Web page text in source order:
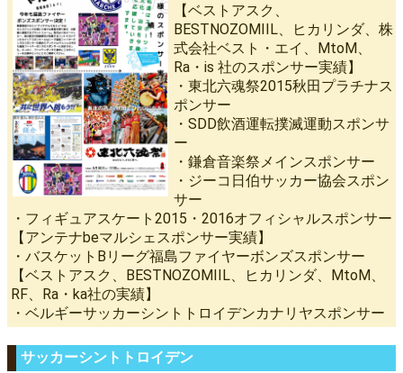
【ベストアスク、
BESTNOZOMIIL、ヒカリンダ、株
式会社ベスト・エイ、MtoM、
Ra・is 社のスポンサー実績】
・東北六魂祭2015秋田プラチナス
ポンサー
・SDD飲酒運転撲滅運動スポンサ
ー
・鎌倉音楽祭メインスポンサー
・ジーコ日伯サッカー協会スポン
サー
・フィギュアスケート2015・2016オフィシャルスポンサー
【アンテナbeマルシェスポンサー実績】
・バスケットBリーグ福島ファイヤーボンズスポンサー
【ベストアスク、BESTNOZOMIIL、ヒカリンダ、MtoM、
RF、Ra・ka社の実績】
・ベルギーサッカーシントトロイデンカナリヤスポンサー
サッカーシントトロイデン